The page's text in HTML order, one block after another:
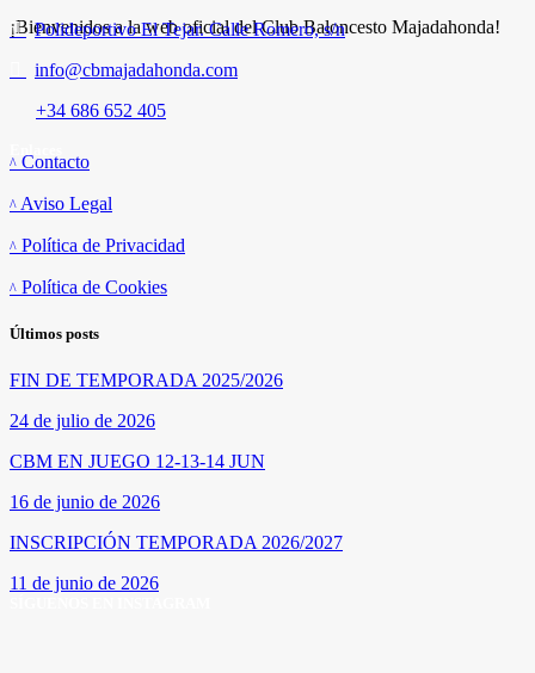
¡Bienvenidos a la web oficial del Club Baloncesto Majadahonda!
Polideportivo El Tejar. Calle Romero, s/n
info@cbmajadahonda.com
+34 686 652 405
Contacto
Aviso Legal
Política de Privacidad
Política de Cookies
Últimos posts
FIN DE TEMPORADA 2025/2026
24 de julio de 2026
CBM EN JUEGO 12-13-14 JUN
16 de junio de 2026
INSCRIPCIÓN TEMPORADA 2026/2027
11 de junio de 2026